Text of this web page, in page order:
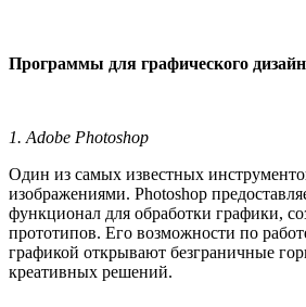
Программы для графического
1. Adobe Photoshop
Один из самых известных
изображениями. Photoshop
функционал для обработки графики,
прототипов. Его возможности по
графикой открывают безграничные
креативных решений.